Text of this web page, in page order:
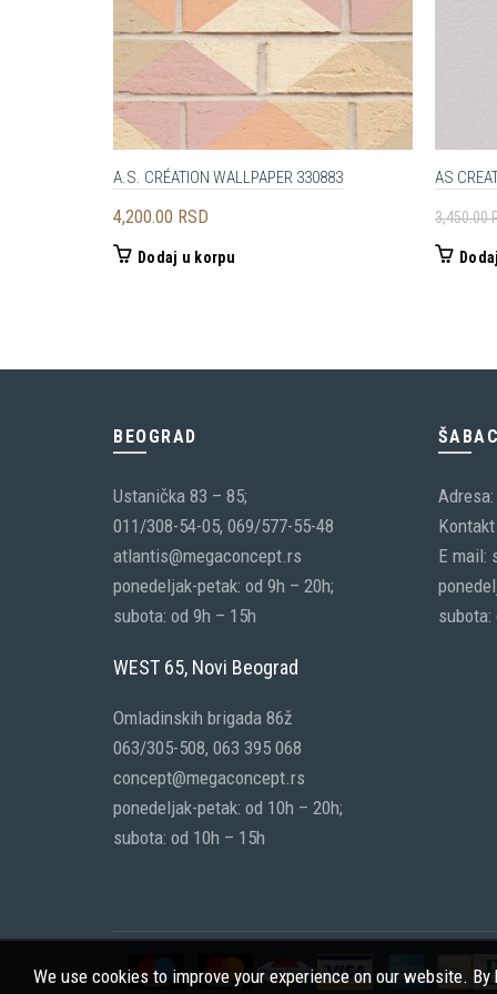
A.S. CRÉATION WALLPAPER 330883
4,200.00 RSD
Dodaj u korpu
AS
3,450.00
BEOGRAD
Ustanička 83 – 85;
011/308-54-05, 069/577-55-48
atlantis@megaconcept.rs
ponedeljak-petak: od 9h – 20h;
subota: od 9h – 15h
WEST 65, Novi Beograd
Omladinskih brigada 86ž
063/305-508, 063 395 068
concept@megaconcept.rs
ponedeljak-petak: od 10h – 20h;
subota: od 10h – 15h
E mail:
subota:
We use cookies to improve your experience on our website.